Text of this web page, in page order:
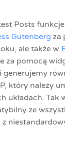
Posts
Gutenberg za
ale także w
za pomocą
generujemy
który należy
układach. Tak
ze